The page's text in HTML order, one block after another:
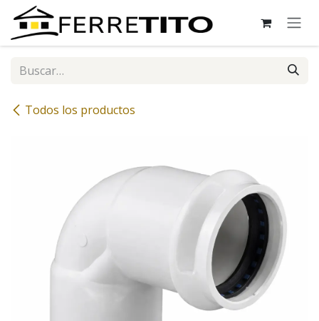
Ir al contenido
Todos los productos